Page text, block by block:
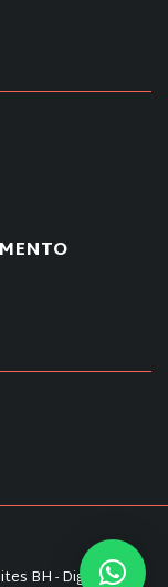
BH - Digital Pixel